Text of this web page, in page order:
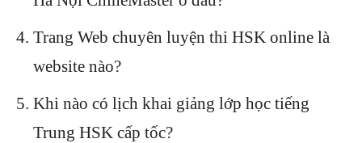
Trang Web chuyên luyện thi HSK online là
website nào?
Khi nào có lịch khai giảng lớp học tiếng
Trung HSK cấp tốc?